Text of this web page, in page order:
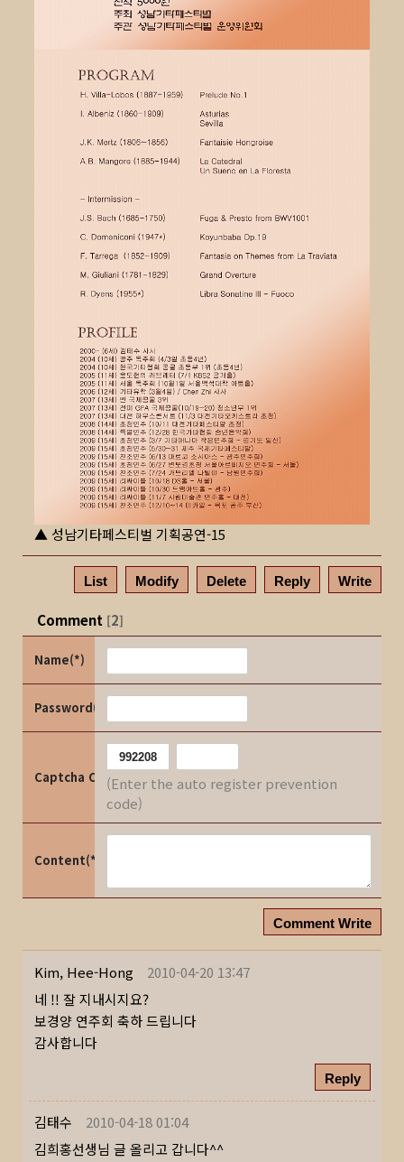
▲ 성남기타페스티벌 기획공연-15
List Modify Delete Reply Write
Comment [2]
Name(*)
Password(*)
Captcha Code(Enter the auto register prevention
code)
Content(*)
Comment Write
Kim, Hee-Hong
2010-04-20 13:47
네 !! 잘 지내시지요?
보경양 연주회 축하 드립니다
감사합니다
Reply
김태수
2010-04-18 01:04
김희홍선생님 글 올리고 갑니다^^